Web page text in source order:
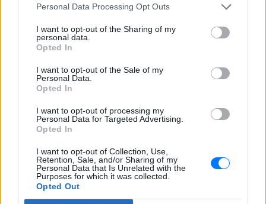
Personal Data Processing Opt Outs
I want to opt-out of the Sharing of my
personal data.
Opted In
I want to opt-out of the Sale of my
Personal Data.
Opted In
I want to opt-out of processing my
Personal Data for Targeted Advertising.
Opted In
I want to opt-out of Collection, Use,
Retention, Sale, and/or Sharing of my
Personal Data that Is Unrelated with the
Purposes for which it was collected.
Opted Out
οφσάιντ, δεν ήξεραν ότι η
πορτοκαλί»
Ο Δημήτρης Γιαννακόπουλος έδωσε
συνέντευξη στους «EuroInsiders» και
Αλογα σε πανηγύρια της
απαντά σε όσους θεωρούν την
κριτική «επίθεση στον τόπο»
ΧΤΕΣ
δίπλα σε σπασμένα μπουκάλια